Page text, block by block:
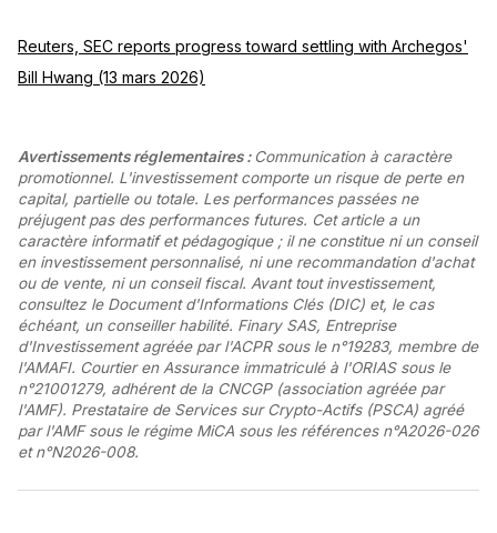
Reuters, SEC reports progress toward settling with Archegos'
Bill Hwang (13 mars 2026)
Avertissements réglementaires : Communication à caractère
promotionnel. L'investissement comporte un risque de perte en
capital, partielle ou totale. Les performances passées ne
préjugent pas des performances futures. Cet article a un
caractère informatif et pédagogique ; il ne constitue ni un conseil
en investissement personnalisé, ni une recommandation d'achat
ou de vente, ni un conseil fiscal. Avant tout investissement,
consultez le Document d'Informations Clés (DIC) et, le cas
échéant, un conseiller habilité. Finary SAS, Entreprise
d'Investissement agréée par l'ACPR sous le n°19283, membre de
l'AMAFI. Courtier en Assurance immatriculé à l'ORIAS sous le
n°21001279, adhérent de la CNCGP (association agréée par
l'AMF). Prestataire de Services sur Crypto-Actifs (PSCA) agréé
par l'AMF sous le régime MiCA sous les références n°A2026-026
et n°N2026-008.